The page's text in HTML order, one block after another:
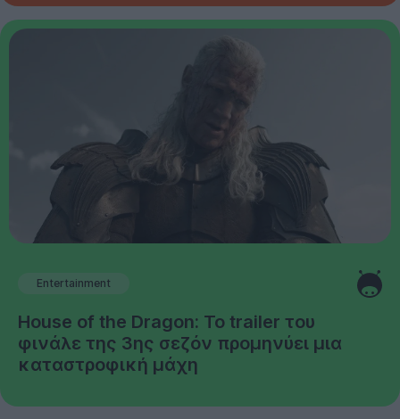
Entertainment
House of the Dragon: Το trailer του
φινάλε της 3ης σεζόν προμηνύει μια
καταστροφική μάχη